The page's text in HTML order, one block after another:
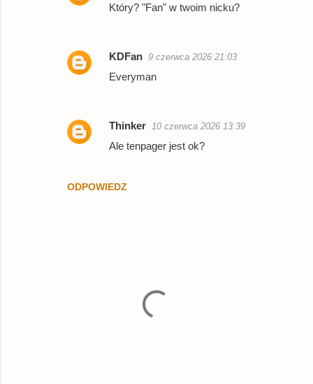
ODPOWIEDZ
Który? "Fan" w twoim nicku?
KDFan 9 czerwca 2026 21:03
Everyman
Thinker 10 czerwca 2026 13:39
Ale tenpager jest ok?